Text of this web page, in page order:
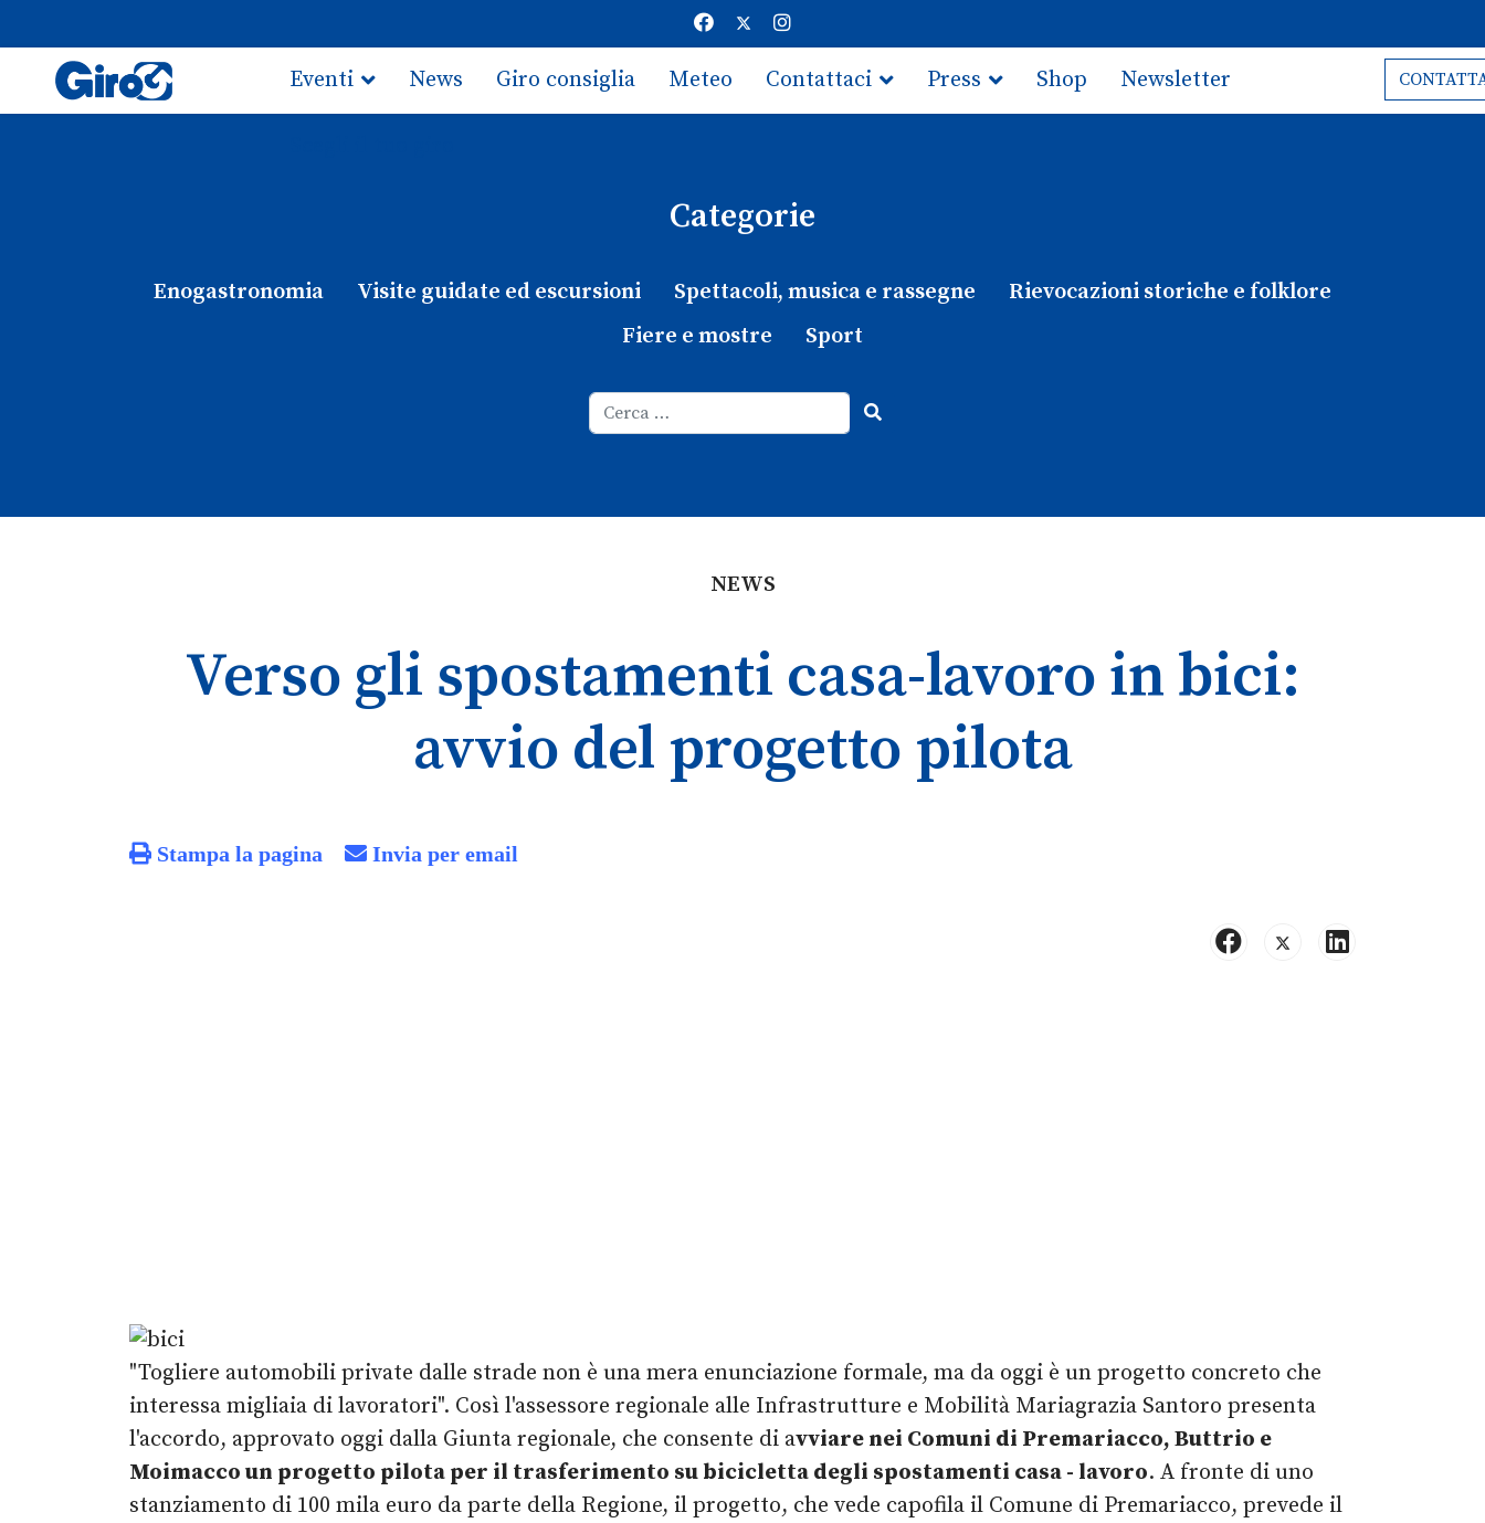
Eventi News Giro consiglia Meteo Contattaci Press Shop Newsletter
Categorie
Enogastronomia Visite guidate ed escursioni Spettacoli, musica e rassegne
Rievocazioni storiche e folklore
Fiere e mostre
Sport
NEWS
Verso gli spostamenti casa-lavoro in bici:
avvio del progetto pilota
Stampa la pagina Invia per email
"Togliere automobili private dalle strade non è una mera enunciazione formale, ma da oggi è un progetto concreto che
interessa migliaia di lavoratori". Così l'assessore regionale alle Infrastrutture e Mobilità Mariagrazia Santoro presenta
l'accordo, approvato oggi dalla Giunta regionale, che consente di avviare nei Comuni di Premariacco, Buttrio e
Moimacco un progetto pilota per il trasferimento su bicicletta degli spostamenti casa - lavoro. A fronte di uno
stanziamento di 100 mila euro da parte della Regione, il progetto, che vede capofila il Comune di Premariacco, prevede il